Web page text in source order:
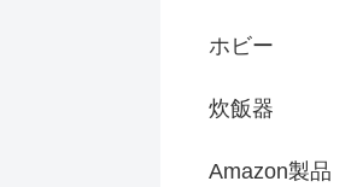
ホビー
炊飯器
Amazon製品